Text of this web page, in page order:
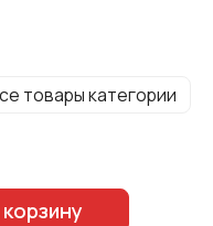
товары категории